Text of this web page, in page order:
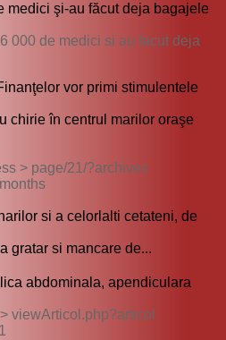
medici şi-au făcut deja bagajele
000 de medici si au facut deja
vor primi stimulentele
chirie în centrul marilor oraşe
> page/21/?archives
si a celorlalti cetateni, de
gratar si mancare de...
abdominala, apendiculara
viewArticol.php?articol